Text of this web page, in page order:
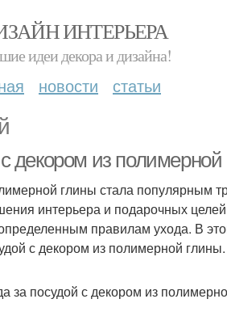
ИНТЕРЬЕРА
идеи декора и дизайна!
новости статьи
декором из
глины стала популярным
интерьера и подарочных
правилам ухода. В
с декором из полимерной глины.
за посудой с декором из